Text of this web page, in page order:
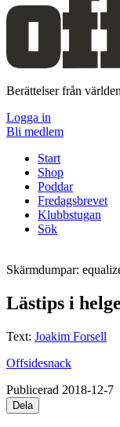
Berättelser från
Logga in
Bli medlem
Start
Shop
Poddar
Fredagsbrevet
Klubbstugan
Sök
Skärmdumpar:
Lästips i
Text: Joakim Forsell
Offsidesnack
Publicerad 2018-12-7
Dela